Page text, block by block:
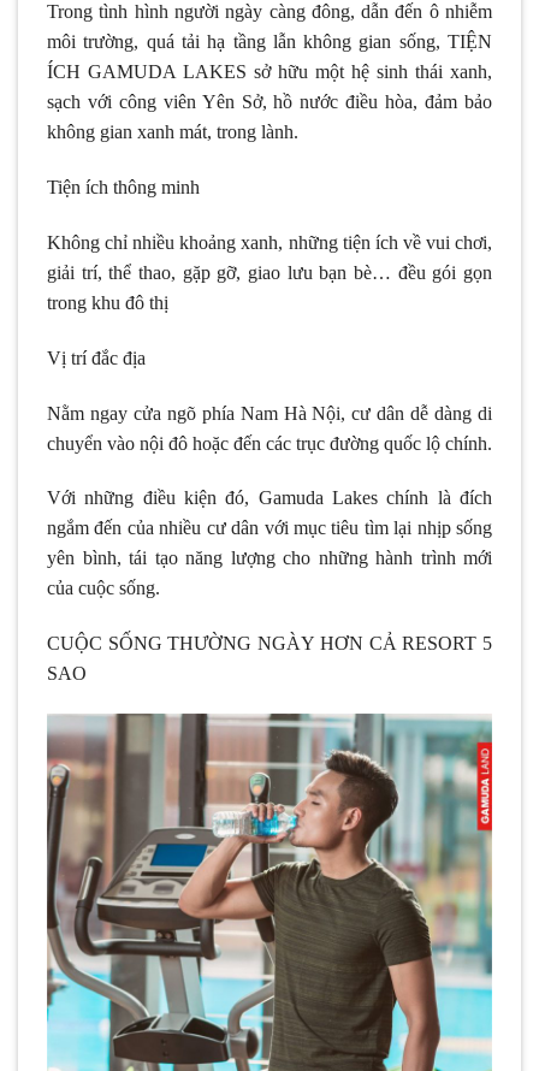
Trong tình hình người ngày càng đông, dẫn đến ô nhiễm
môi trường, quá tải hạ tầng lẫn không gian sống, TIỆN
ÍCH GAMUDA LAKES sở hữu một hệ sinh thái xanh,
sạch với công viên Yên Sở, hồ nước điều hòa, đảm bảo
không gian xanh mát, trong lành.
Tiện ích thông minh
Không chỉ nhiều khoảng xanh, những tiện ích về vui chơi,
giải trí, thể thao, gặp gỡ, giao lưu bạn bè… đều gói gọn
trong khu đô thị
Vị trí đắc địa
Nằm ngay cửa ngõ phía Nam Hà Nội, cư dân dễ dàng di
chuyển vào nội đô hoặc đến các trục đường quốc lộ chính.
Với những điều kiện đó, Gamuda Lakes chính là đích
ngắm đến của nhiều cư dân với mục tiêu tìm lại nhịp sống
yên bình, tái tạo năng lượng cho những hành trình mới
của cuộc sống.
CUỘC SỐNG THƯỜNG NGÀY HƠN CẢ RESORT 5
SAO